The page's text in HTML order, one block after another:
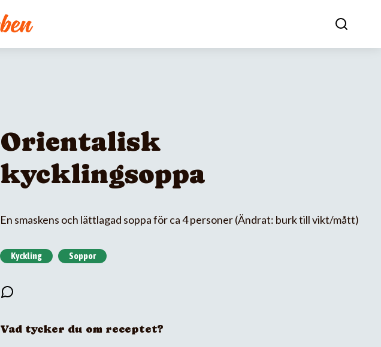
Orientalisk
kycklingsoppa
En smaskens och lättlagad soppa för ca 4 personer (Ändrat: burk till vikt/mått)
Kyckling Soppor
Vad tycker du om receptet?